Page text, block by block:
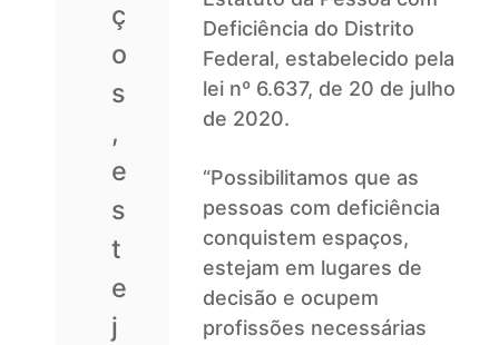
ç
o
s
,
e
s
t
e
j
Deficiência do Distrito
Federal, estabelecido pela
lei nº 6.637, de 20 de julho
de 2020.
“Possibilitamos que as
pessoas com deficiência
conquistem espaços,
estejam em lugares de
decisão e ocupem
profissões necessárias